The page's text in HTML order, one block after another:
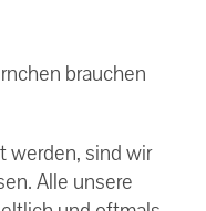
brauchen
werden, sind wir
Alle unsere